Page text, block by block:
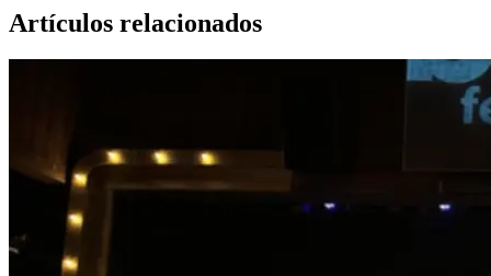
Artículos relacionados